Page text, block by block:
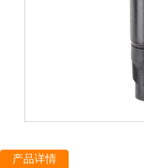
产品详情